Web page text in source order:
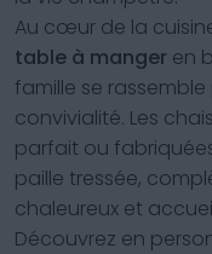
Au cœur de la
table à manger en
famille se
convivialité. Les
parfait ou
paille tressée,
chaleureux et
Découvrez en